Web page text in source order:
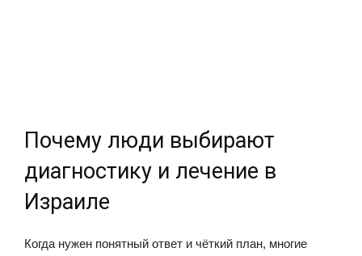
Почему люди выбирают
диагностику и лечение в
Израиле
Когда нужен понятный ответ и чёткий план, многие